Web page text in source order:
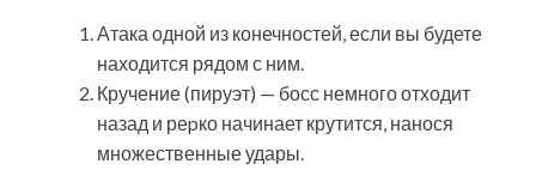
Атака одной из конечностей, если вы будете
находится рядом с ним.
Кручение (пируэт) — босс немного отходит
назад и реpко начинает крутится, нанося
множественные удары.